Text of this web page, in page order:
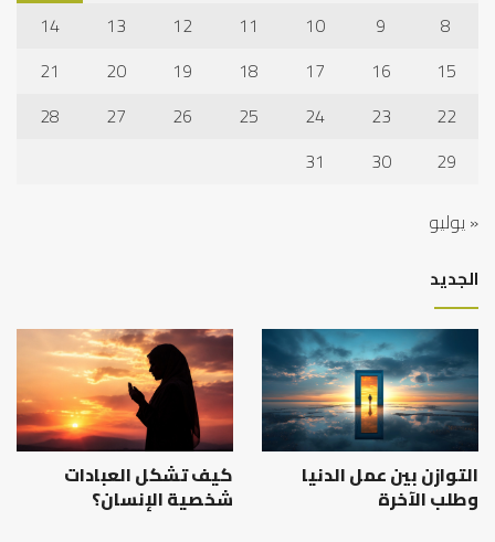
8
9
10
11
12
13
14
15
16
17
18
19
20
21
22
23
24
25
26
27
28
29
30
31
« يوليو
الجديد
التوازن بين عمل الدنيا
وطلب الآخرة
كيف تشكل العبادات
شخصية الإنسان؟